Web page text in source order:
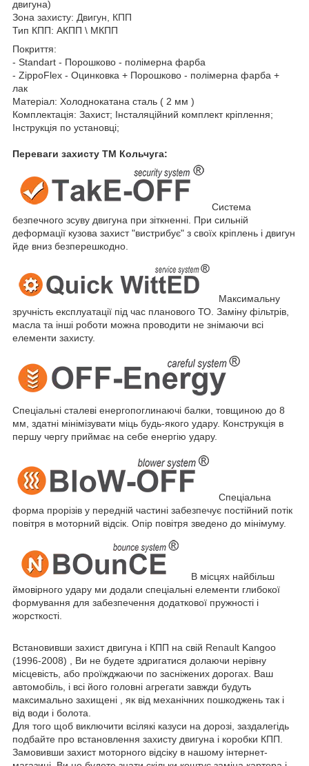
двигуна)
Зона захисту: Двигун, КПП
Тип КПП: АКПП \ МКПП
Покриття:
- Standart - Порошково - полімерна фарба
- ZippoFlex - Оцинковка + Порошково - полімерна фарба +
лак
Матеріал: Холоднокатана сталь ( 2 мм )
Комплектація: Захист; Інсталяційний комплект кріплення;
Інструкція по установці;
Переваги захисту ТМ Кольчуга:
Система
безпечного зсуву двигуна при зіткненні. При сильній
деформації кузова захист "вистрибує" з своїх кріплень і двигун
йде вниз безперешкодно.
Максимальну
зручність експлуатації під час планового ТО. Заміну фільтрів,
масла та інші роботи можна проводити не знімаючи всі
елементи захисту.
Спеціальні сталеві енергопоглинаючі балки, товщиною до 8
мм, здатні мінімізувати міць будь-якого удару. Конструкція в
першу чергу приймає на себе енергію удару.
Спеціальна
форма прорізів у передній частині забезпечує постійний потік
повітря в моторний відсік. Опір повітря зведено до мінімуму.
В місцях найбільш
ймовірного удару ми додали спеціальні елементи глибокої
формування для забезпечення додаткової пружності і
жорсткості.
Встановивши захист двигуна і КПП на свій Renault Kangoo
(1996-2008) , Ви не будете здригатися долаючи нерівну
місцевість, або проїжджаючи по засніжених дорогах. Ваш
автомобіль, і всі його головні агрегати завжди будуть
максимально захищені , як від механічних пошкоджень так і
від води і болота.
Для того щоб виключити всілякі казуси на дорозі, заздалегідь
подбайте про встановлення захисту двигуна і коробки КПП.
Замовивши захист моторного відсіку в нашому інтернет-